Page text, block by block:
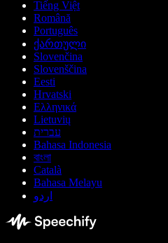
Tiếng Việt
Română
Português
ქართული
Slovenčina
Slovenščina
Eesti
Hrvatski
Ελληνικά
Lietuvių
עברית
Bahasa Indonesia
বাংলা
Català
Bahasa Melayu
اردو